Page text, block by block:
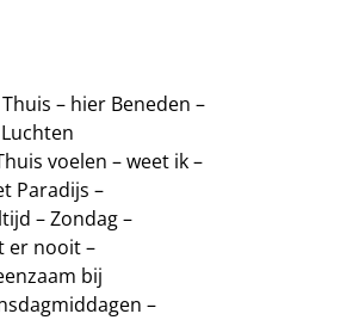
– hier Beneden –
voelen – weet ik –
Paradijs –
– Zondag –
er nooit –
bij
–